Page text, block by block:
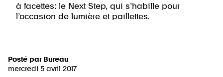
à facettes: le Next Step, qui s’habille pour
l’occasion de lumière et paillettes.
Posté par Bureau
mercredi 5 avril 2017